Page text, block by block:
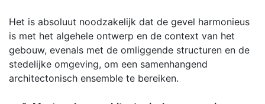
Het is absoluut noodzakelijk dat de gevel harmonieus
is met het algehele ontwerp en de context van het
gebouw, evenals met de omliggende structuren en de
stedelijke omgeving, om een ​​samenhangend
architectonisch ensemble te bereiken.